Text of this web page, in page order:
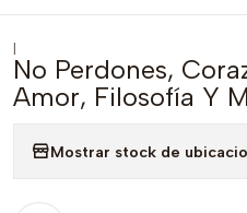
|
No Perdones,
Amor, Filosofía Y
Mostrar stock de